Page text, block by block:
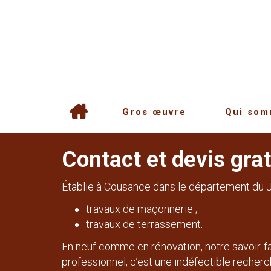
Gros œuvre Qui
Contact et devis
Établie à Cousance dans le département du
travaux de maçonnerie ;
travaux de terrassement.
En neuf comme en rénovation, notre
professionnel, c’est une indéfectible